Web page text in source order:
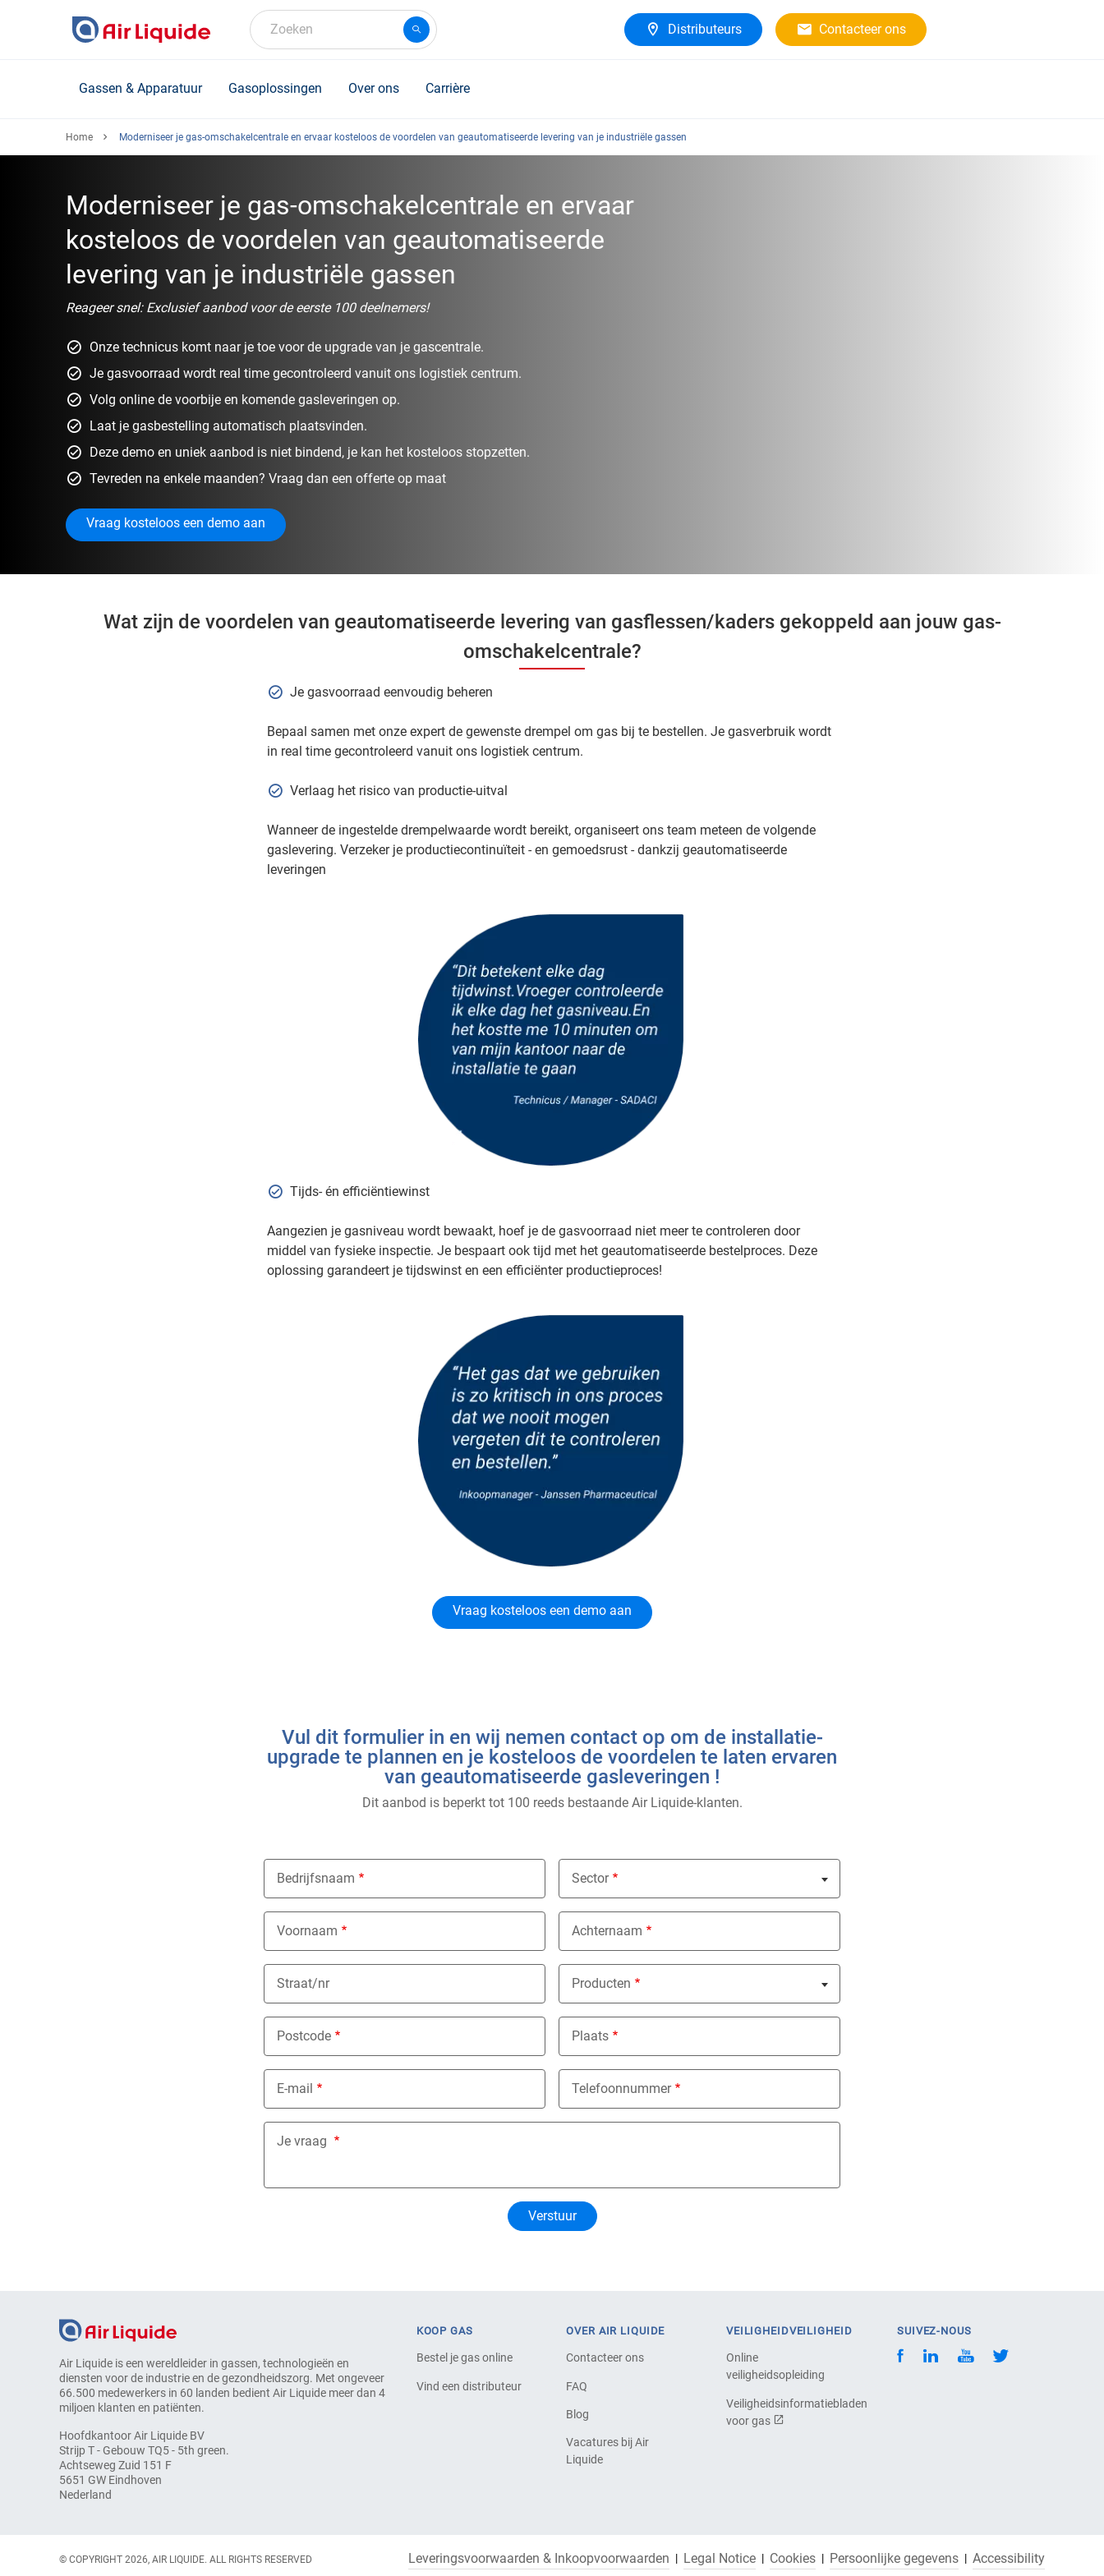
Zoeken Distributeurs Contacteer ons
Gassen & Apparatuur Gasoplossingen Over ons Carrière
Home Moderniseer je gas-omschakelcentrale en ervaar kosteloos de voordelen van geautomatiseerde levering van je industriële gassen
Moderniseer je gas-omschakelcentrale en ervaar
kosteloos de voordelen van geautomatiseerde
levering van je industriële gassen
Reageer snel: Exclusief aanbod voor de eerste 100 deelnemers!
Onze technicus komt naar je toe voor de upgrade van je gascentrale.
Je gasvoorraad wordt real time gecontroleerd vanuit ons logistiek centrum.
Volg online de voorbije en komende gasleveringen op.
Laat je gasbestelling automatisch plaatsvinden.
Deze demo en uniek aanbod is niet bindend, je kan het kosteloos stopzetten.
Tevreden na enkele maanden? Vraag dan een offerte op maat
Vraag kosteloos een demo aan
Wat zijn de voordelen van geautomatiseerde levering van gasflessen/kaders gekoppeld aan jouw gas-
omschakelcentrale?
Je gasvoorraad eenvoudig beheren
Bepaal samen met onze expert de gewenste drempel om gas bij te bestellen. Je gasverbruik wordt
in real time gecontroleerd vanuit ons logistiek centrum.
Verlaag het risico van productie-uitval
Wanneer de ingestelde drempelwaarde wordt bereikt, organiseert ons team meteen de volgende
gaslevering. Verzeker je productiecontinuïteit - en gemoedsrust - dankzij geautomatiseerde
leveringen
Tijds- én efficiëntiewinst
Aangezien je gasniveau wordt bewaakt, hoef je de gasvoorraad niet meer te controleren door
middel van fysieke inspectie. Je bespaart ook tijd met het geautomatiseerde bestelproces. Deze
oplossing garandeert je tijdswinst en een efficiënter productieproces!
Vraag kosteloos een demo aan
Vul dit formulier in en wij nemen contact op om de installatie-
upgrade te plannen en je kosteloos de voordelen te laten ervaren
van geautomatiseerde gasleveringen !
Dit aanbod is beperkt tot 100 reeds bestaande Air Liquide-klanten.
Bedrijfsnaam Sector
Nothing selected
Voornaam Achternaam
Straat/nr Producten
Nothing selected
Postcode Plaats
E-mail Telefoonnummer
Je vraag
Air Liquide is een wereldleider in gassen, technologieën en
diensten voor de industrie en de gezondheidszorg. Met ongeveer
66.500 medewerkers in 60 landen bedient Air Liquide meer dan 4
miljoen klanten en patiënten.
Hoofdkantoor Air Liquide BV
Strijp T - Gebouw TQ5 - 5th green.
Achtseweg Zuid 151 F
5651 GW Eindhoven
Nederland
KOOP GAS
Bestel je gas online
Vind een distributeur
OVER AIR LIQUIDE
Contacteer ons
FAQ
Blog
Vacatures bij Air
Liquide
VEILIGHEIDVEILIGHEID
Online
veiligheidsopleiding
Veiligheidsinformatiebladen
voor gas
SUIVEZ-NOUS
© COPYRIGHT 2026, AIR LIQUIDE. ALL RIGHTS RESERVED Leveringsvoorwaarden & Inkoopvoorwaarden Legal Notice Cookies Persoonlijke gegevens Accessibility